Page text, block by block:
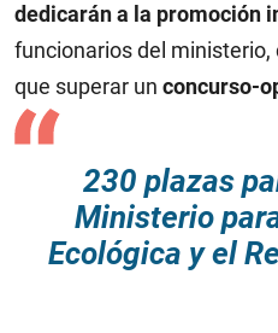
dedicarán a la promoción
funcionarios del
que superar un concurso-
230 plazas
Ministerio
Ecológica y el